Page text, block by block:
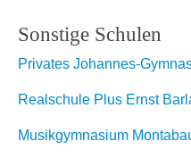
Sonstige Schulen
Privates Johannes-
Realschule Plus Ernst
Musikgymnasium